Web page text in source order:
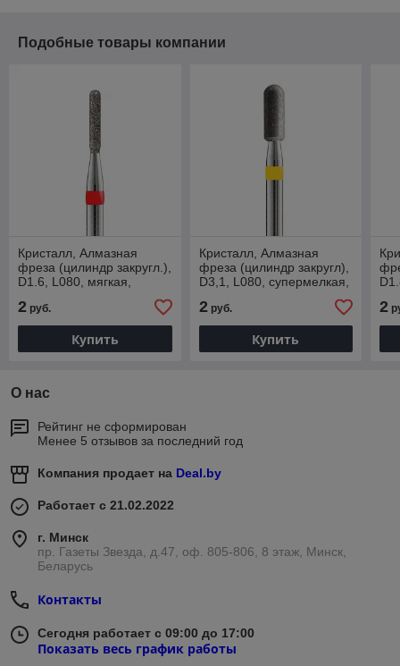
Подобные товары компании
Кристалл, Алмазная
фреза (цилиндр закругл.),
D1.6, L080, мягкая,
2 руб.
Купить
Кристалл, Алмазная
фреза (цилиндр закругл),
D3,1, L080, супермелкая,
2руб.
Купить
2
О нас
Рейтинг не сформирован
Менее 5 отзывов за последний год
Компания продает на Deal.by
Работает с 21.02.2022
г. Минск
пр. Газеты Звезда, д.47, оф. 805-806, 8 этаж, Минск,
Беларусь
Контакты
Сегодня работает с 09:00 до 17:00
Показать весь график работы